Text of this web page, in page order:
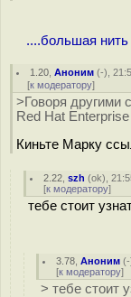
....большая нить
1.20 ,Аноним (-),
[к модератору]
>Говоря другими
Red Hat
Киньте Марку
2.22 ,szh (ok),
[к модератору]
тебе стоит
3.78 ,Аноним (-
[к модератору]
> тебе стоит